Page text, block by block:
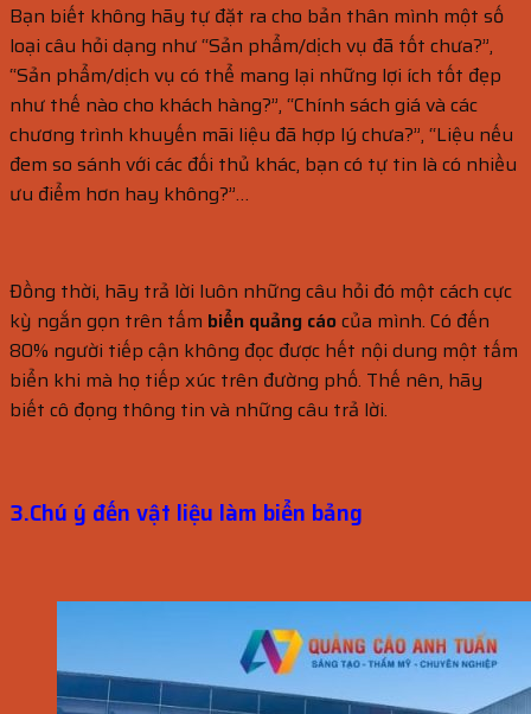
Bạn biết không hãy tự đặt ra cho bản thân mình một số
loại câu hỏi dạng như “Sản phẩm/dịch vụ đã tốt chưa?”,
“Sản phẩm/dịch vụ có thể mang lại những lợi ích tốt đẹp
như thế nào cho khách hàng?”, “Chính sách giá và các
chương trình khuyến mãi liệu đã hợp lý chưa?”, “Liệu nếu
đem so sánh với các đối thủ khác, bạn có tự tin là có nhiều
ưu điểm hơn hay không?”…
Đồng thời, hãy trả lời luôn những câu hỏi đó một cách cực
kỳ ngắn gọn trên tấm biển quảng cáocủa mình. Có đến
80% người tiếp cận không đọc được hết nội dung một tấm
biển khi mà họ tiếp xúc trên đường phố. Thế nên, hãy
biết cô đọng thông tin và những câu trả lời.
3.Chú ý đến vật liệu làm biển bảng